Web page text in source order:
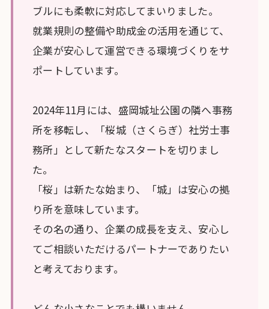
ブルにも柔軟に対応してまいりました。
就業規則の整備や助成金の活用を通じて、
企業が安心して運営できる環境づくりをサ
ポートしています。
2024年11月には、盛岡城址公園の隣へ事務
所を移転し、「桜城（さくらぎ）社労士事
務所」として新たなスタートを切りまし
た。
「桜」は新たな始まり、「城」は安心の拠
り所を意味しています。
その名の通り、企業の成長を支え、安心し
てご相談いただけるパートナーでありたい
と考えております。